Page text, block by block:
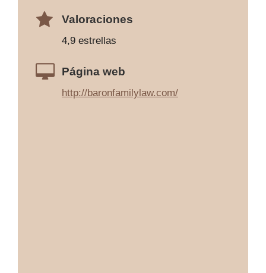
Valoraciones
4,9 estrellas
Página web
http://baronfamilylaw.com/